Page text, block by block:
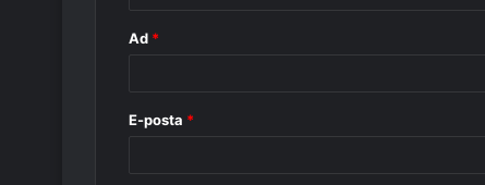
Ad *
E-posta *